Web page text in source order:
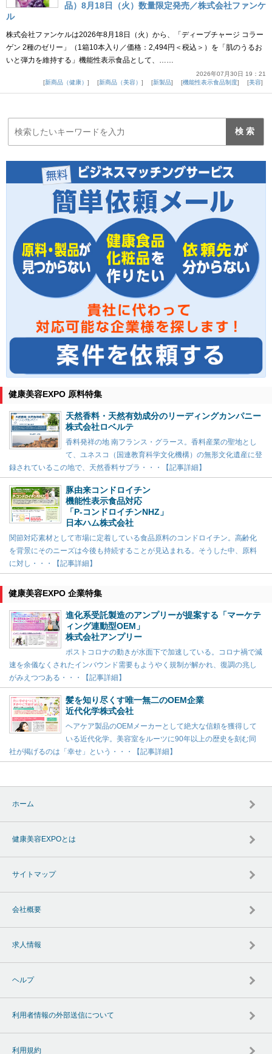
品）8月18日（火）数量限定発売／株式会社ファンケ
ル
株式会社ファンケルは2026年8月18日（火）から、「ディープチャージ コラー
ゲン 2種のゼリー」（1箱10本入り／価格：2,494円＜税込＞）を「肌のうるお
いと弾力を維持する」機能性表示食品として、……
2026年07月30日 19：21
新商品（健康）
新商品（美容） 新製品 機能性表示食品制度 美容
健康美容EXPO 原料特集
天然香料・天然有効成分のリーディングカンパニー
株式会社ロベルテ
香料発祥の地 南フランス・グラース。香料産業の聖地とし
て、ユネスコ（国連教育科学文化機構）の無形文化遺産に登
録されているこの地で、天然香料サプラ・・・【記事詳細】
豚由来コンドロイチン
機能性表示食品対応
「P-コンドロイチンNHZ」
日本ハム株式会社
関節対応素材として市場に定着している食品原料のコンドロイチン。高齢化
を背景にそのニーズは今後も持続することが見込まれる。そうした中、原料
に対し・・・【記事詳細】
健康美容EXPO 企業特集
進化系受託製造のアンプリーが提案する「マーケテ
ィング連動型OEM」
株式会社アンプリー
ポストコロナの動きが水面下で加速している。コロナ禍で減
速を余儀なくされたインバウンド需要もようやく規制が解かれ、復調の兆し
がみえつつある・・・【記事詳細】
髪を知り尽くす唯一無二のOEM企業
近代化学株式会社
ヘアケア製品のOEMメーカーとして絶大な信頼を獲得して
いる近代化学。美容室をルーツに90年以上の歴史を刻む同
社が掲げるのは「幸せ」という・・・【記事詳細】
ホーム
健康美容EXPOとは
サイトマップ
会社概要
求人情報
ヘルプ
利用者情報の外部送信について
利用規約